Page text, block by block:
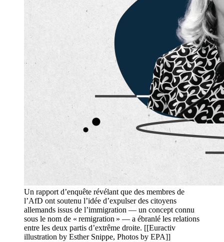
Un rapport d’enquête révélant que des membres de
l’AfD ont soutenu l’idée d’expulser des citoyens
allemands issus de l’immigration — un concept connu
sous le nom de « remigration » — a ébranlé les relations
entre les deux partis d’extrême droite. [[Euractiv
illustration by Esther Snippe, Photos by EPA]]